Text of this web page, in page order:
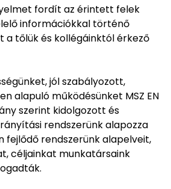
fordít az érintett felek
információkkal történő
a tőlük és kollégáinktól érkező
jól szabályozott,
alapuló működésünket MSZ EN
szerint kidolgozott és
rendszerünk alapozza
fejlődő rendszerünk alapelveit,
céljainkat munkatársaink